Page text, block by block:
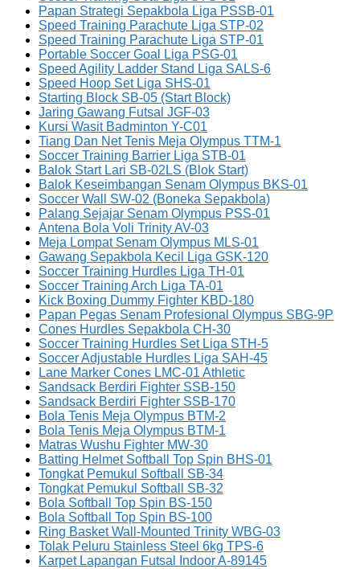
Papan Strategi Sepakbola Liga PSSB-01
Speed Training Parachute Liga STP-02
Speed Training Parachute Liga STP-01
Portable Soccer Goal Liga PSG-01
Speed Agility Ladder Stand Liga SALS-6
Speed Hoop Set Liga SHS-01
Starting Block SB-05 (Start Block)
Jaring Gawang Futsal JGF-03
Kursi Wasit Badminton Y-C01
Tiang Dan Net Tenis Meja Olympus TTM-1
Soccer Training Barrier Liga STB-01
Balok Start Lari SB-02LS (Blok Start)
Balok Keseimbangan Senam Olympus BKS-01
Soccer Wall SW-02 (Boneka Sepakbola)
Palang Sejajar Senam Olympus PSS-01
Antena Bola Voli Trinity AV-03
Meja Lompat Senam Olympus MLS-01
Gawang Sepakbola Kecil Liga GSK-120
Soccer Training Hurdles Liga TH-01
Soccer Training Arch Liga TA-01
Kick Boxing Dummy Fighter KBD-180
Papan Pegas Senam Profesional Olympus SBG-9P
Cones Hurdles Sepakbola CH-30
Soccer Training Hurdles Set Liga STH-5
Soccer Adjustable Hurdles Liga SAH-45
Lane Marker Cones LMC-01 Athletic
Sandsack Berdiri Fighter SSB-150
Sandsack Berdiri Fighter SSB-170
Bola Tenis Meja Olympus BTM-2
Bola Tenis Meja Olympus BTM-1
Matras Wushu Fighter MW-30
Batting Helmet Softball Top Spin BHS-01
Tongkat Pemukul Softball SB-34
Tongkat Pemukul Softball SB-32
Bola Softball Top Spin BS-150
Bola Softball Top Spin BS-100
Ring Basket Wall-Mounted Trinity WBG-03
Tolak Peluru Stainless Steel 6kg TPS-6
Karpet Lapangan Futsal Indoor A-89145